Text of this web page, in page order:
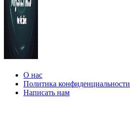
О нас
Политика конфиденциальности
Написать нам